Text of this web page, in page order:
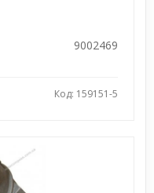
9002469
Код: 159151-5